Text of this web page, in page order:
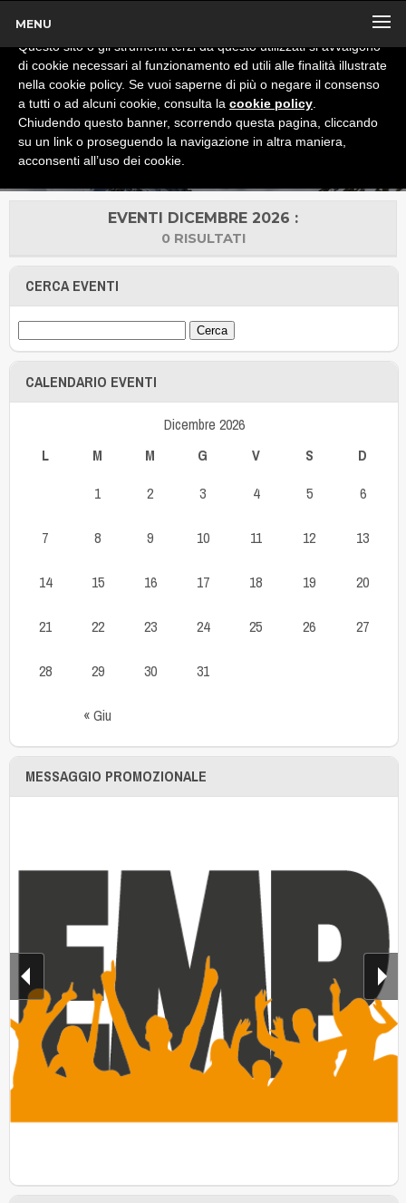
MENU
EVENTI DICEMBRE 2026 :
0 RISULTATI
CERCA EVENTI
CALENDARIO EVENTI
Dicembre 2026
L
M M G V S D
« Giu
1 2 3 4 5 6
7 8 9 10 11 12 13
14 15 16 17 18 19 20
21 22 23 24 25 26 27
28 29 30 31
MESSAGGIO PROMOZIONALE
x
Informativa
Questo sito o gli strumenti terzi da questo utilizzati si avvalgono
di cookie necessari al funzionamento ed utili alle finalità illustrate
nella cookie policy. Se vuoi saperne di più o negare il consenso
a tutti o ad alcuni cookie, consulta la cookie policy
Chiudendo questo banner, scorrendo questa pagina, cliccando
su un link o proseguendo la navigazione in altra maniera,
acconsenti all’uso dei cookie.